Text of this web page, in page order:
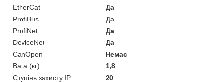
EtherCat
Да
ProfiBus
Да
ProfiNet
Да
DeviceNet
Да
CanOpen
Немає
Вага (кг)
1,8
Ступінь захисту IP
20